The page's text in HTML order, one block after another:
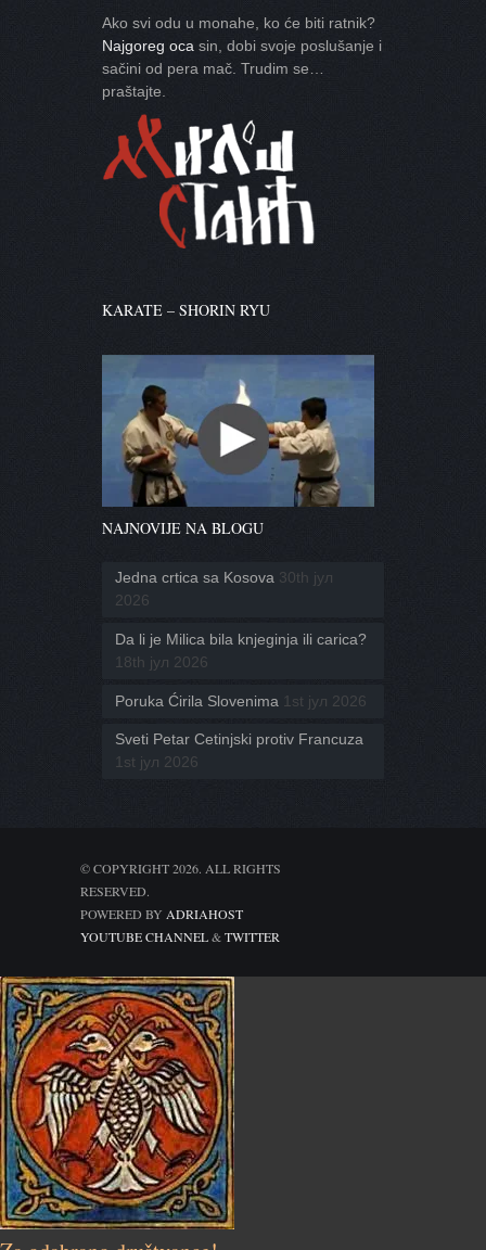
Ako svi odu u monahe, ko će biti ratnik?
Najgoreg oca sin, dobi svoje poslušanje i
sačini od pera mač. Trudim se…
praštajte.
KARATE – SHORIN RYU
NAJNOVIJE NA BLOGU
Jedna crtica sa Kosova 30th јул
2026
Da li je Milica bila knjeginja ili carica?
18th јул 2026
Poruka Ćirila Slovenima 1st јул 2026
Sveti Petar Cetinjski protiv Francuza
1st јул 2026
© COPYRIGHT 2026. ALL RIGHTS
RESERVED.
POWERED BY ADRIAHOST
YOUTUBE CHANNEL& TWITTER